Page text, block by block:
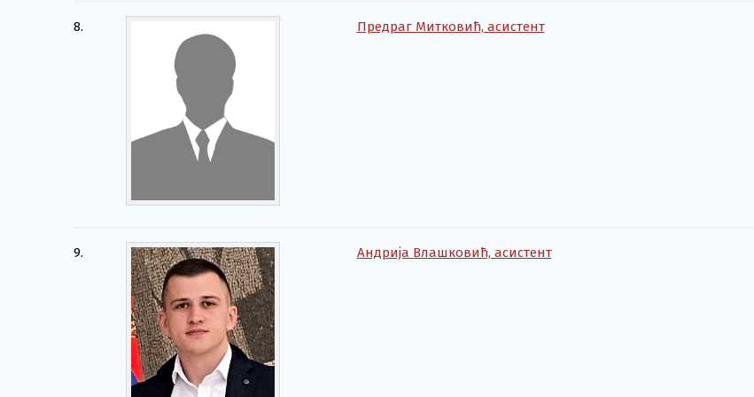
8. Предраг Митковић, асистент
9. Андрија Влашковић, асистент